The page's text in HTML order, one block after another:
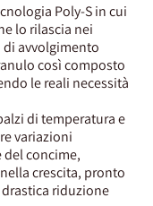
Poly-S in cui
lo rilascia nei
di avvolgimento
così composto
le reali necessità
di temperatura e
variazioni
concime,
crescita, pronto
riduzione